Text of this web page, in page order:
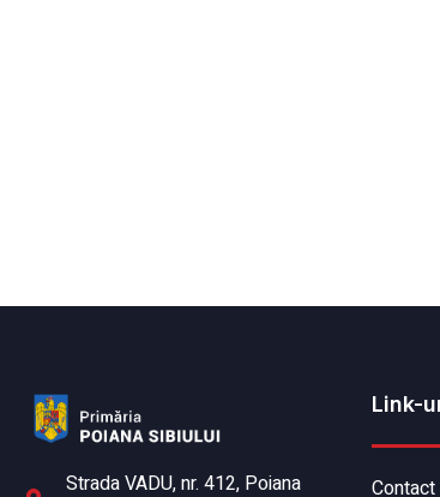
Strada VADU, nr. 412, Poiana
Link-
Contact